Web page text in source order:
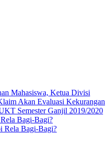
Mahasiswa, Ketua Divisi
Akan Evaluasi Kekurangan
Semester Ganjil 2019/2020
Bagi-Bagi?
Rela Bagi-Bagi?